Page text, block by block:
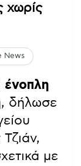
χωρίς
News
ένοπλη
, δήλωσε
με